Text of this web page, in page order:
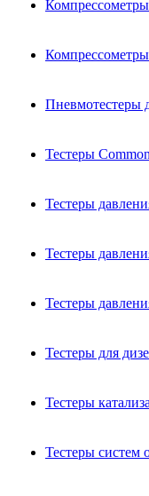
Пневмотестеры
Тестеры
Тестеры
Тестеры
Тестеры
Тестеры для
Тестеры
Тестеры систем